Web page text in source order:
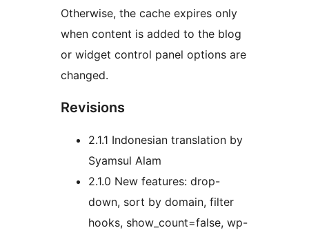
Otherwise, the cache expires only
when content is added to the blog
or widget control panel options are
changed.
Revisions
2.1.1 Indonesian translation by
Syamsul Alam
2.1.0 New features: drop-
down, sort by domain, filter
hooks, show_count=false, wp-